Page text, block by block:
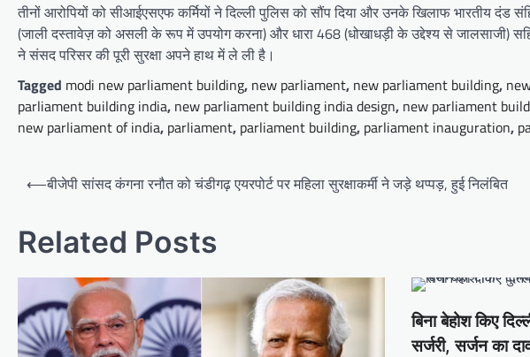
तीनों आरोपियों को सीआईएसएफ कर्मियों ने दिल्ली पुलिस को सौंप दिया और उनके खिलाफ भारतीय दंड
(जाली दस्तावेज़ को असली के रूप में उपयोग करना) और धारा 468 (धोखाधड़ी के उद्देश्य से जालसाजी)
ने संसद परिसर की पूरी सुरक्षा अपने हाथ में ले ली है।
Tagged modi new parliament building, new parliament, new parliament building,
parliament building india, new parliament building india design, new parliament
new parliament of india, parliament, parliament building, parliament inauguration,
Post
⟵बीजेपी सांसद कंगना रनौत को चंडीगढ़ एयरपोर्ट पर महिला सुरक्षाकर्मी ने जड़े थप्पड़, हुई निलंबित
Related Posts
बिना बेहोश किए
सर्जरी, सर्जन का